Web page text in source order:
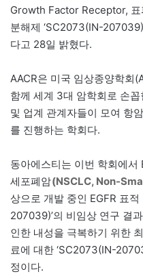
Growth Factor Receptor, 표
분해제 ‘SC2073(IN-
다고 28일 밝혔다.
AACR은 미국 임상종양학회
함께 세계 3대 암학회로 손
및 업계 관계자들이 모여 항
를 진행하는 학회다.
동아에스티는 이번 학회에서
세포폐암(NSCLC, Non-
상으로 개발 중인 EGFR 표
207039)’의 비임상 연구 결
인한 내성을 극복하기 위한
료에 대한 ‘SC2073(IN-
정이다.